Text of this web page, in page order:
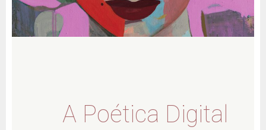
A Poética Digital